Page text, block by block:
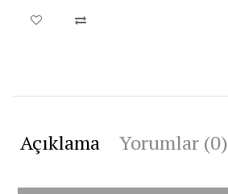
Açıklama Yorumlar (0)